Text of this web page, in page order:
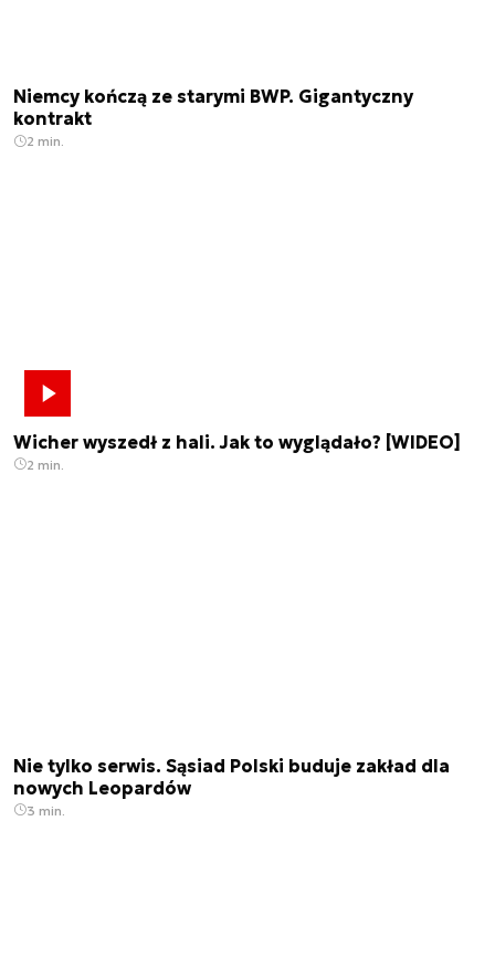
Niemcy kończą ze starymi BWP. Gigantyczny
kontrakt
2 min.
Wicher wyszedł z hali. Jak to wyglądało? [WIDEO]
2 min.
Nie tylko serwis. Sąsiad Polski buduje zakład dla
nowych Leopardów
3 min.